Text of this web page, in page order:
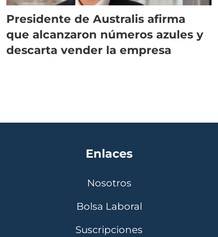
Presidente de Australis afirma
que alcanzaron números azules y
descarta vender la empresa
Enlaces
Nosotros
Bolsa Laboral
Suscripciones